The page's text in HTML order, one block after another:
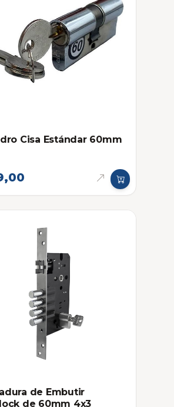
Cisa Estándar 60mm
de Embutir
de 60mm 4x3